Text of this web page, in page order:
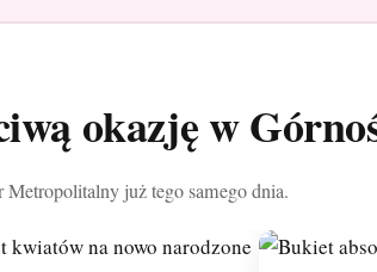
okazję w
już tego samego dnia.